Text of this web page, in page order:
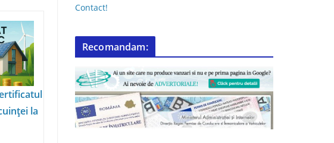
la
Contact!
Recomandam: